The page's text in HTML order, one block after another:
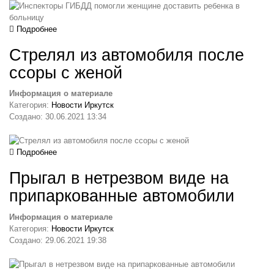
Подробнее
Стрелял из автомобиля после
ссоры с женой
Информация о материале
Категория: Новости Иркутск
Создано: 30.06.2021 13:34
Подробнее
Прыгал в нетрезвом виде на
припаркованные автомобили
Информация о материале
Категория: Новости Иркутск
Создано: 29.06.2021 19:38